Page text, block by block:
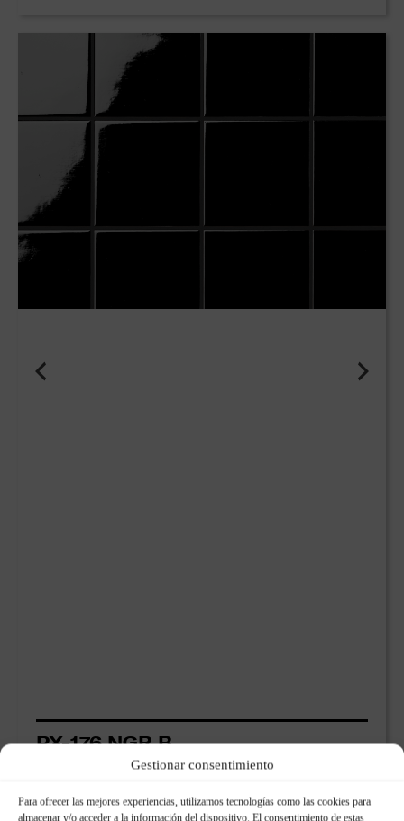
Gestionar consentimiento
Para ofrecer las mejores experiencias, utilizamos tecnologías como las cookies para
almacenar y/o acceder a la información del dispositivo. El consentimiento de estas
PX-176 NGR B
Square Tile